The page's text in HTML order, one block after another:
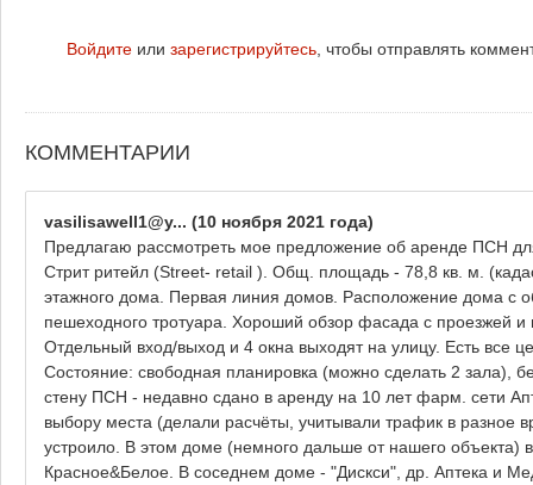
Войдите или зарегистрируйтесь, чтобы отправлять
КОММЕНТАРИИ
vasilisawell1@y... (10 ноября 2021 года)
Предлагаю рассмотреть мое предложение об аренде ПСН
Стрит ритейл (Street- retail ). Общ. площадь - 78,8 кв. м.
этажного дома. Первая линия домов. Расположение дома с
пешеходного тротуара. Хороший обзор фасада с проезжей
Отдельный вход/выход и 4 окна выходят на улицу. Есть все
Состояние: свободная планировка (можно сделать 2 зала),
стену ПСН - недавно сдано в аренду на 10 лет фарм. сети
выбору места (делали расчёты, учитывали трафик в разное
устроило. В этом доме (немного дальше от нашего
Красное&Белое. В соседнем доме - "Дискси", др. Аптека и